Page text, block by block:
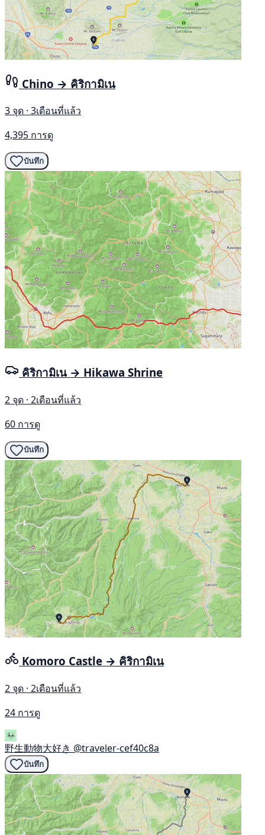
Chino → คิริกามิเน
3 จุด · 3เดือนที่แล้ว
4,395 การดู
บันทึก
คิริกามิเน → Hikawa Shrine
2 จุด · 2เดือนที่แล้ว
60 การดู
บันทึก
Komoro Castle → คิริกามิเน
2 จุด · 2เดือนที่แล้ว
24 การดู
野生動物大好き @traveler-cef40c8a
บันทึก